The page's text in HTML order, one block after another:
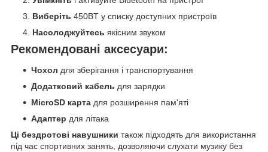
Виберіть 450BT у списку доступних пристроїв
Насолоджуйтесь якісним звуком
Рекомендовані аксесуари:
Чохол для зберігання і транспортування
Додатковий кабель для зарядки
MicroSD карта для розширення пам'яті
Адаптер для літака
Ці бездротові навушники також підходять для використання
під час спортивних занять, дозволяючи слухати музику без